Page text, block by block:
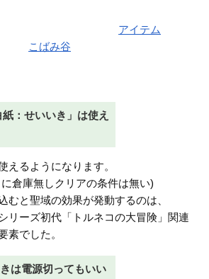
アイテム
こばみ谷
：せいいき」は使え
えるようになります。
倉庫無しクリアの条件は無い)
むと聖域の効果が発動するのは、
リーズ初代「トルネコの大冒険」関連
素でした。
は電源切ってもいい